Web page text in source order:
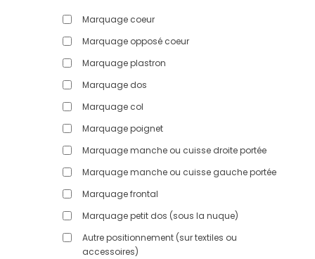
Marquage coeur
Marquage opposé coeur
Marquage plastron
Marquage dos
Marquage col
Marquage poignet
Marquage manche ou cuisse droite portée
Marquage manche ou cuisse gauche portée
Marquage frontal
Marquage petit dos (sous la nuque)
Autre positionnement (sur textiles ou
accessoires)